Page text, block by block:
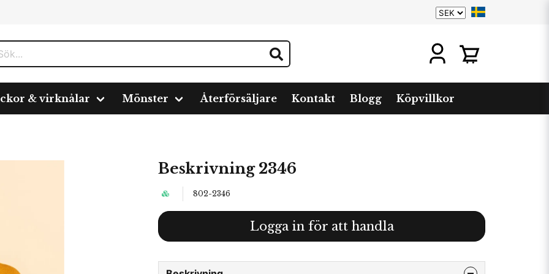
& virknålar Mönster Återförsäljare Kontakt Blogg Köpvillkor
Beskrivning 2346
802-2346
Logga in för att handla